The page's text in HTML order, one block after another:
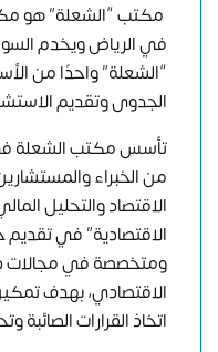
مكتب “الشعلة” هو
في الرياض ويخدم
“الشعلة” واحدًا من
الجدوى وتقديم
من الخبراء
الاقتصاد والتحليل
الاقتصادية” في تقديم
ومتخصصة في مجالات
الاقتصادي، بهدف
اتخاذ القرارات